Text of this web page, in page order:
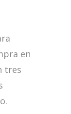
en
tres